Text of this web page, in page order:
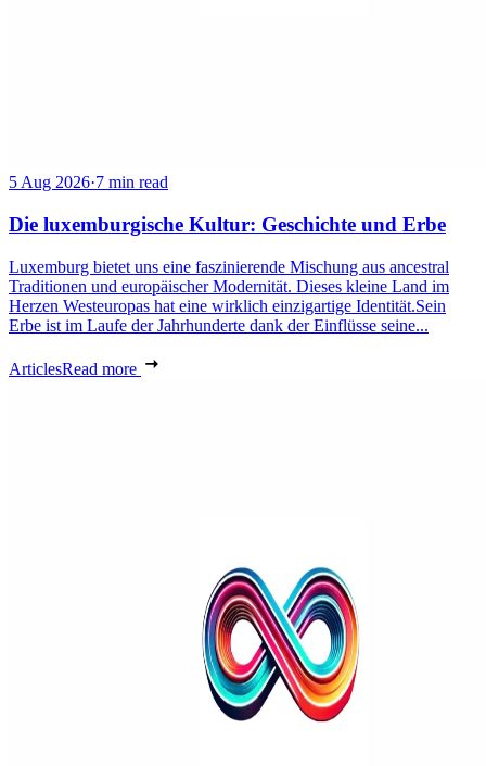
5 Aug 2026·7 min read
Die luxemburgische Kultur: Geschichte und Erbe
Luxemburg bietet uns eine faszinierende Mischung aus ancestral
Traditionen und europäischer Modernität. Dieses kleine Land im
Herzen Westeuropas hat eine wirklich einzigartige Identität.Sein
Erbe ist im Laufe der Jahrhunderte dank der Einflüsse seine...
ArticlesRead more